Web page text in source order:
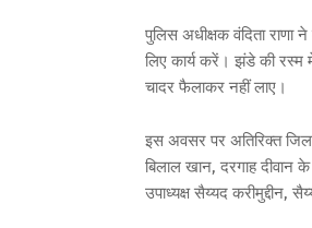
पुलिस अधीक्षक वंदिता
लिए कार्य करें। झंडे की रस्म
चादर फैलाकर नहीं लाए।
इस अवसर पर अतिरिक्त
बिलाल खान, दरगाह दीवान
उपाध्यक्ष सैय्यद करीमुद्दीन,